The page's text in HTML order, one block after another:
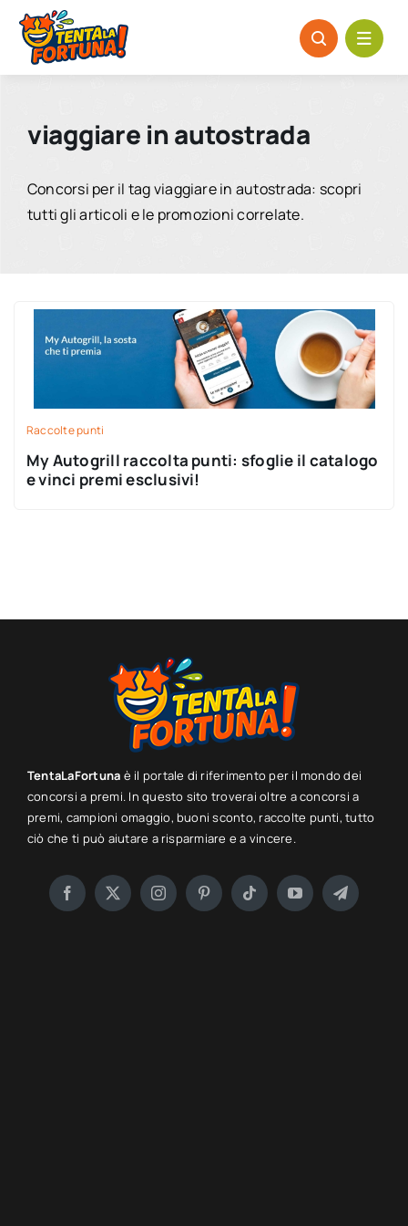
Salta
contenuto
viaggiare in autostrada
Concorsi per il tag viaggiare in autostrada: scopri
tutti gli articoli e le promozioni correlate.
Raccolte punti
My Autogrill raccolta punti: sfoglie il catalogo
e vinci premi esclusivi!
TentaLaFortuna è il portale di riferimento per il mondo dei
concorsi a premi. In questo sito troverai oltre a concorsi a
premi, campioni omaggio, buoni sconto, raccolte punti, tutto
ciò che ti può aiutare a risparmiare e a vincere.